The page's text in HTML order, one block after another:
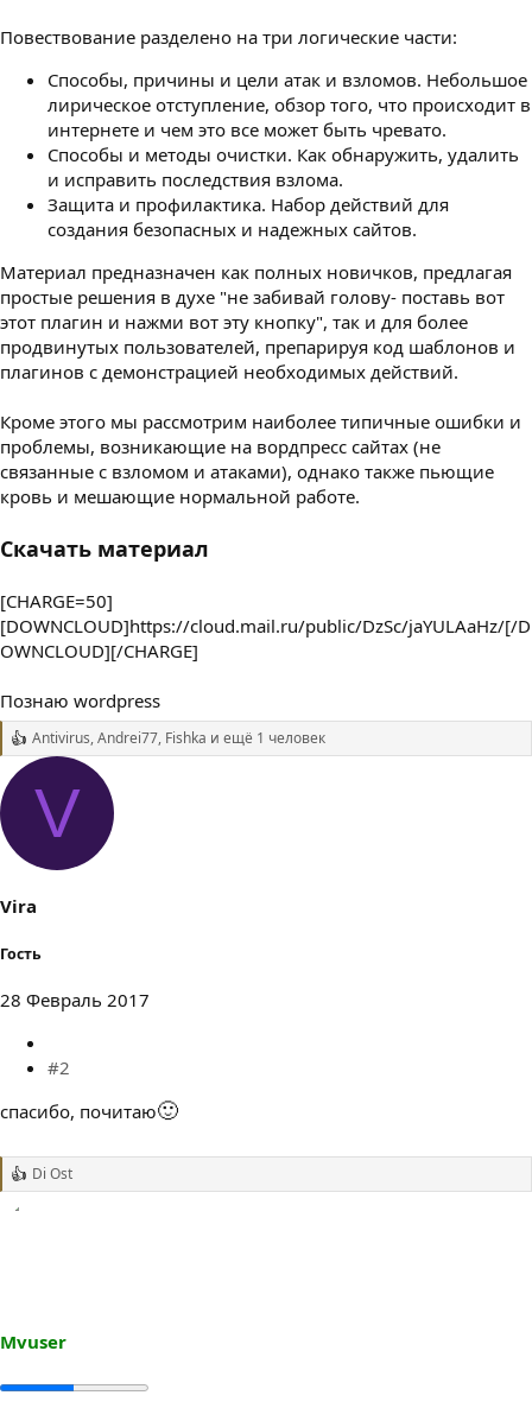
Повествование разделено на три логические части:
Способы, причины и цели атак и взломов. Небольшое
лирическое отступление, обзор того, что происходит в
интернете и чем это все может быть чревато.
Способы и методы очистки. Как обнаружить, удалить
и исправить последствия взлома.
Защита и профилактика. Набор действий для
создания безопасных и надежных сайтов.
Материал предназначен как полных новичков, предлагая
простые решения в духе "не забивай голову- поставь вот
этот плагин и нажми вот эту кнопку", так и для более
продвинутых пользователей, препарируя код шаблонов и
плагинов с демонстрацией необходимых действий.
Кроме этого мы рассмотрим наиболее типичные ошибки и
проблемы, возникающие на вордпресс сайтах (не
связанные с взломом и атаками), однако также пьющие
кровь и мешающие нормальной работе.
Скачать материал
[CHARGE=50]
[DOWNCLOUD]https://cloud.mail.ru/public/DzSc/jaYULAaHz/[/D
OWNCLOUD][/CHARGE]
Познаю wordpress
Р
а
и
и
Antivirus,Andrei77, Fishka и ещё 1 человек
V
Vira
Гость
28 Февраль 2017
#2
спасибо, почитаю🙂
Р
Di Ost
Mvuser